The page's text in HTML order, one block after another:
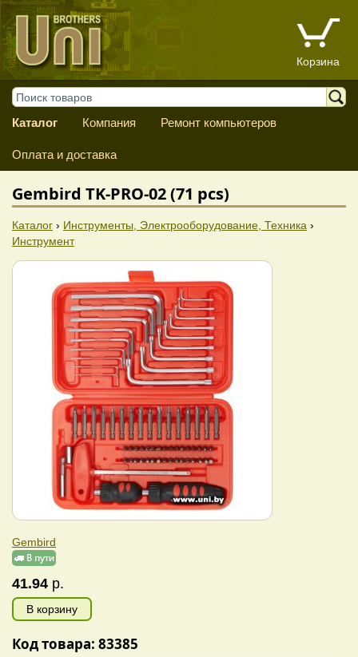
Корзина
Каталог Компания Ремонт компьютеров
Оплата и доставка
Gembird TK-PRO-02 (71 pcs)
Каталог › Инструменты, Электрооборудование, Техника ›
Инструмент
Gembird
41.94 р.
В корзину
Код товара: 83385